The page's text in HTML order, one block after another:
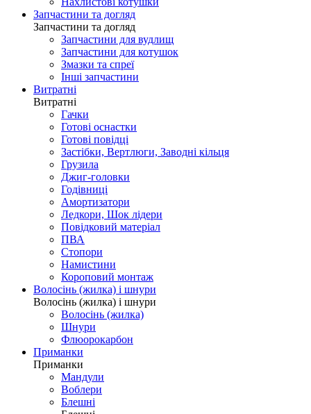
Запчастини та догляд
Запчастини та догляд
Запчастини для вудлищ
Запчастини для котушок
Змазки та спреї
Інші запчастини
Витратні
Витратні
Гачки
Готові оснастки
Готові повідці
Застібки, Вертлюги, Заводні кільця
Грузила
Джиг-головки
Годівниці
Амортизатори
Ледкори, Шок лідери
Повідковий матеріал
ПВА
Стопори
Намистини
Короповий монтаж
Волосінь (жилка) і шнури
Волосінь (жилка) і шнури
Волосінь (жилка)
Шнури
Флюорокарбон
Приманки
Приманки
Мандули
Воблери
Блешні